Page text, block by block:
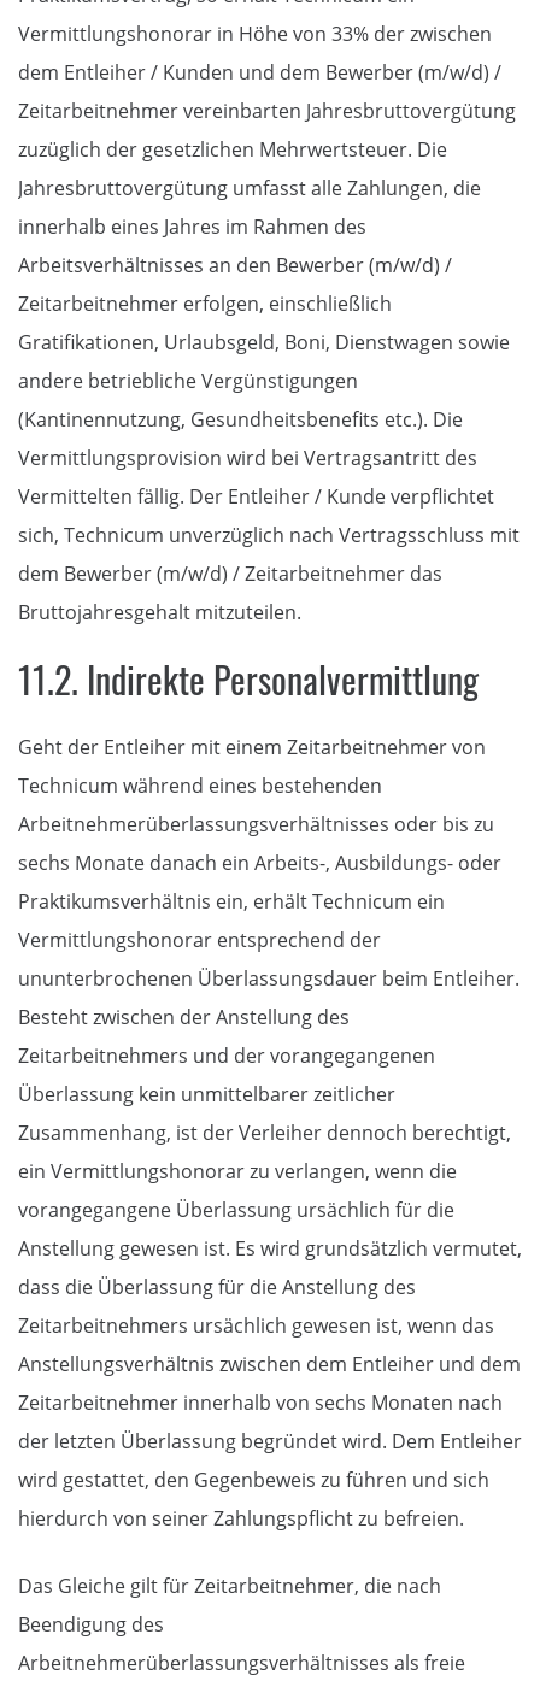
Vermittlungshonorar in Höhe von 33% der zwischen
dem Entleiher / Kunden und dem Bewerber (m/w/d) /
Zeitarbeitnehmer vereinbarten Jahresbruttovergütung
zuzüglich der gesetzlichen Mehrwertsteuer. Die
Jahresbruttovergütung umfasst alle Zahlungen, die
innerhalb eines Jahres im Rahmen des
Arbeitsverhältnisses an den Bewerber (m/w/d) /
Zeitarbeitnehmer erfolgen, einschließlich
Gratifikationen, Urlaubsgeld, Boni, Dienstwagen sowie
andere betriebliche Vergünstigungen
(Kantinennutzung, Gesundheitsbenefits etc.). Die
Vermittlungsprovision wird bei Vertragsantritt des
Vermittelten fällig. Der Entleiher / Kunde verpflichtet
sich, Technicum unverzüglich nach Vertragsschluss mit
dem Bewerber (m/w/d) / Zeitarbeitnehmer das
Bruttojahresgehalt mitzuteilen.
11.2. Indirekte Personalvermittlung
Geht der Entleiher mit einem Zeitarbeitnehmer von
Technicum während eines bestehenden
Arbeitnehmerüberlassungsverhältnisses oder bis zu
sechs Monate danach ein Arbeits-, Ausbildungs- oder
Praktikumsverhältnis ein, erhält Technicum ein
Vermittlungshonorar entsprechend der
ununterbrochenen Überlassungsdauer beim Entleiher.
Besteht zwischen der Anstellung des
Zeitarbeitnehmers und der vorangegangenen
Überlassung kein unmittelbarer zeitlicher
Zusammenhang, ist der Verleiher dennoch berechtigt,
ein Vermittlungshonorar zu verlangen, wenn die
vorangegangene Überlassung ursächlich für die
Anstellung gewesen ist. Es wird grundsätzlich vermutet,
dass die Überlassung für die Anstellung des
Zeitarbeitnehmers ursächlich gewesen ist, wenn das
Anstellungsverhältnis zwischen dem Entleiher und dem
Zeitarbeitnehmer innerhalb von sechs Monaten nach
der letzten Überlassung begründet wird. Dem Entleiher
wird gestattet, den Gegenbeweis zu führen und sich
hierdurch von seiner Zahlungspflicht zu befreien.
Das Gleiche gilt für Zeitarbeitnehmer, die nach
Beendigung des
Arbeitnehmerüberlassungsverhältnisses als freie